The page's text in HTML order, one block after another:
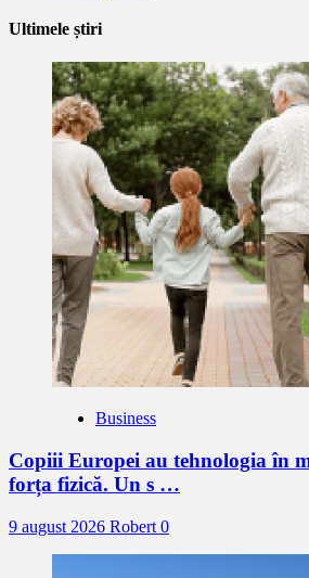
Ultimele știri
Business
Copiii Europei au tehnologia în
forța fizică. Un s …
9 august 2026 Robert 0